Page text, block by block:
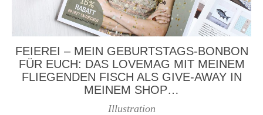
FEIEREI – MEIN GEBURTSTAGS-BONBON
FÜR EUCH: DAS LOVEMAG MIT MEINEM
FLIEGENDEN FISCH ALS GIVE-AWAY IN
MEINEM SHOP…
Illustration